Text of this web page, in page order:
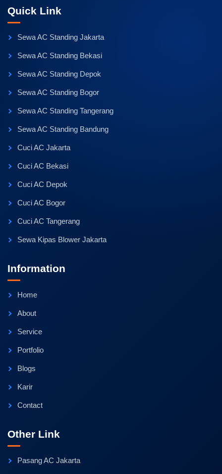
Quick Link
Sewa AC Standing Jakarta
Sewa AC Standing Bekasi
Sewa AC Standing Depok
Sewa AC Standing Bogor
Sewa AC Standing Tangerang
Sewa AC Standing Bandung
Cuci AC Jakarta
Cuci AC Bekasi
Cuci AC Depok
Cuci AC Bogor
Cuci AC Tangerang
Sewa Kipas Blower Jakarta
Information
Home
About
Service
Portfolio
Blogs
Karir
Contact
Other Link
Pasang AC Jakarta